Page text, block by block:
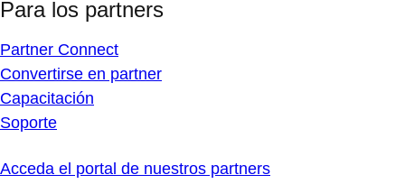
Para los partners
Partner Connect
Convertirse en partner
Capacitación
Soporte
Acceda el portal de nuestros partners